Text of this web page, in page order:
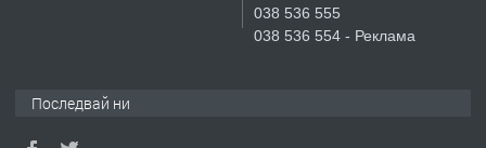
СГЛОБЯВАНЕ НА МЕБЕЛИ.
038 536 555
038 536 554 - Реклама
Последвай ни